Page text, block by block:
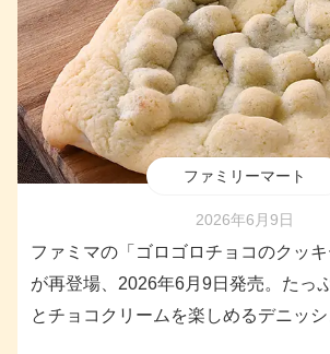
ファミリーマート
2026年6月9日
ファミマの「ゴロゴロチョコのクッキ
が再登場、2026年6月9日発売。たっ
とチョコクリームを楽しめるデニッ